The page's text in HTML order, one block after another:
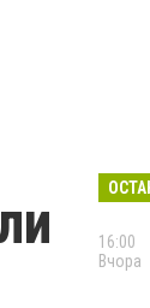
16:00
Вчора